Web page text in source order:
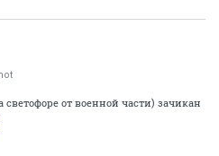
от военной части) зачикан